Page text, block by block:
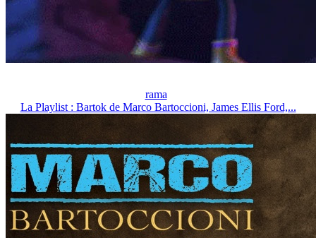
rama
La Playlist : Bartok de Marco Bartoccioni, James Ellis Ford,...